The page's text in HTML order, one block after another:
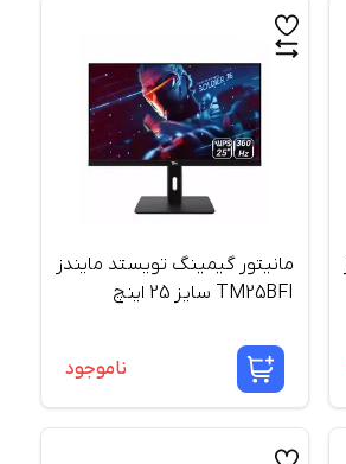
مانیتور گیمینگ تویستد مایندز
TM25BFI سایز 25 اینچ
ناموجود